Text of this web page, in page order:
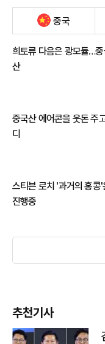
중국
희토류 다음은 광모듈…
산
중국산 에어콘을 웃돈 주
디
스티븐 로치 '과거의 홍콩
진행중
추천기사